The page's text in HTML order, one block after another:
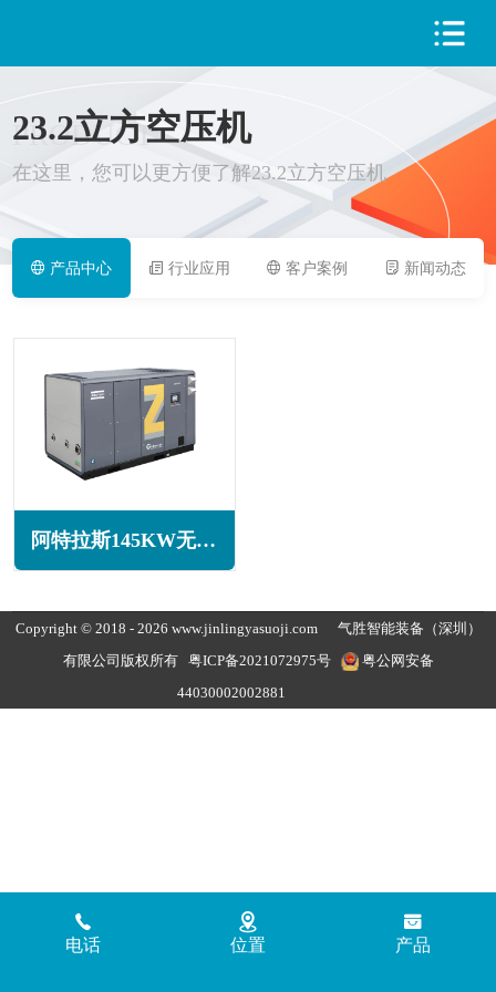
PRODUCT
23.2立方空压机
在这里，您可以更方便了解23.2立方空压机
产品中心 行业应用 客户案例 新闻动态
阿特拉斯145KW无油旋齿空压机ZT145系列
电话 位置 产品
Copyright © 2018 - 2026 www.jinlingyasuoji.com
气胜智能装备（深圳）
有限公司版权所有 粤ICP备2021072975号
粤公网安备
44030002002881